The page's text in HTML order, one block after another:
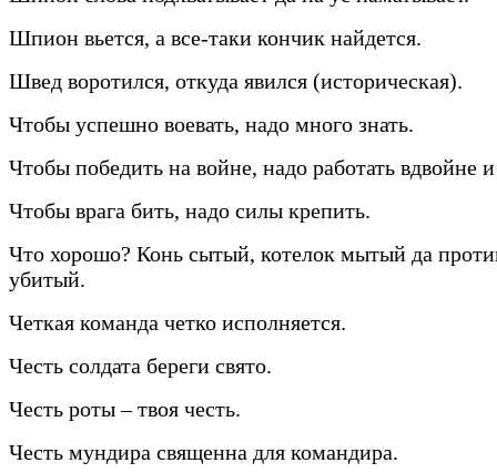
Шпион вьется, а все-таки кончик найдется.
Швед воротился, откуда явился (историческая).
Чтобы успешно воевать, надо много знать.
Чтобы победить на войне, надо работать вдвойне
Чтобы врага бить, надо силы крепить.
Что хорошо? Конь сытый, котелок мытый да
убитый.
Четкая команда четко исполняется.
Честь солдата береги свято.
Честь роты – твоя честь.
Честь мундира священна для командира.